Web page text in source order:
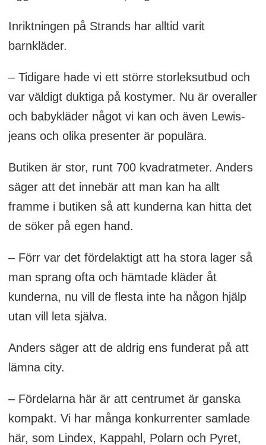
Inriktningen på Strands har alltid varit
barnkläder.
– Tidigare hade vi ett större storleksutbud och
var väldigt duktiga på kostymer. Nu är overaller
och babykläder något vi kan och även Lewis-
jeans och olika presenter är populära.
Butiken är stor, runt 700 kvadratmeter. Anders
säger att det innebär att man kan ha allt
framme i butiken så att kunderna kan hitta det
de söker på egen hand.
– Förr var det fördelaktigt att ha stora lager så
man sprang ofta och hämtade kläder åt
kunderna, nu vill de flesta inte ha någon hjälp
utan vill leta själva.
Anders säger att de aldrig ens funderat på att
lämna city.
– Fördelarna här är att centrumet är ganska
kompakt. Vi har många konkurrenter samlade
här, som Lindex, Kappahl, Polarn och Pyret,